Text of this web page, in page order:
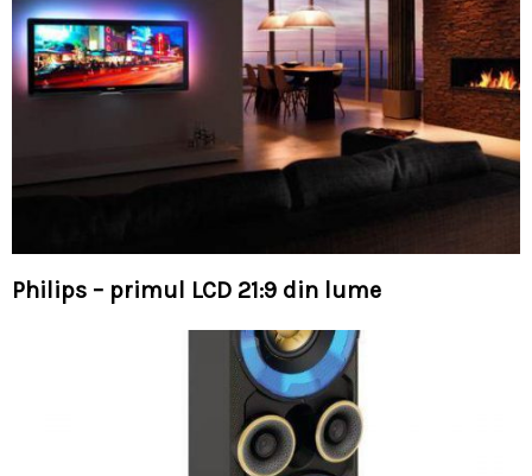
Philips – primul LCD 21:9 din lume